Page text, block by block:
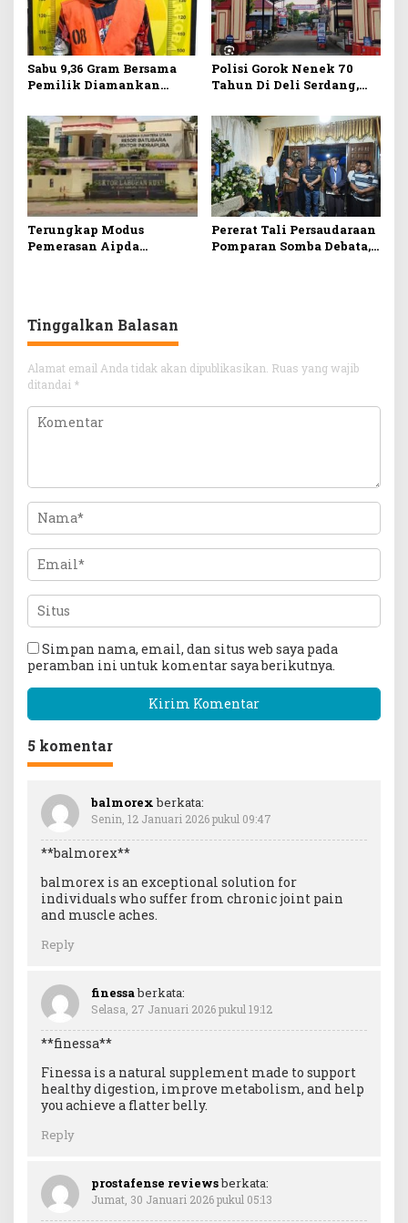
Sabu 9,36 Gram Bersama
Pemilik Diamankan
Polisi Gorok Nenek 70
Tahun Di Deli Serdang,
Uang Rp.50 Juta
Terungkap Modus
Pemerasan Aipda
Permintaan Uang 2
Milyar
Pererat Tali Persaudaraan
Pomparan Somba Debata,
Tinggalkan Balasan
Alamat email Anda tidak akan dipublikasikan. Ruas yang wajib
ditandai *
Simpan nama, email, dan situs web saya pada
peramban ini untuk komentar saya berikutnya.
5 komentar
balmorex berkata:
Senin, 12 Januari 2026 pukul 09:47
**balmorex**
balmorex is an exceptional solution for
individuals who suffer from chronic joint pain
and muscle aches.
Reply
finessaberkata:
Selasa, 27 Januari 2026 pukul 19:12
**finessa**
Finessa is a natural supplement made to support
healthy digestion, improve metabolism, and help
you achieve a flatter belly.
Reply
prostafense reviewsberkata:
Jumat, 30 Januari 2026 pukul 05:13